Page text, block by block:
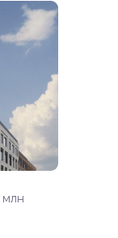
млн